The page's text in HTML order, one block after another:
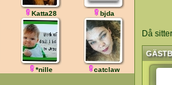
Katta28 bjda
*nille catclaw
Då